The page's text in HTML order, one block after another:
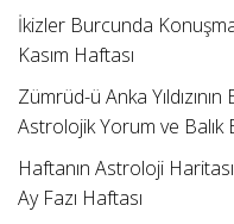
İkizler Burcunda
Kasım Haftası
Zümrüd-ü Anka
Astrolojik Yorum ve Balık
Haftanın Astroloji
Ay Fazı Haftası